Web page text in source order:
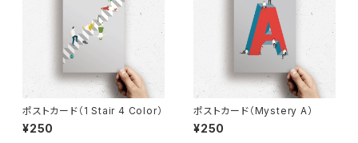
ポストカード（1 Stair 4 Color）
¥250
ポストカード（Mystery A）
¥250